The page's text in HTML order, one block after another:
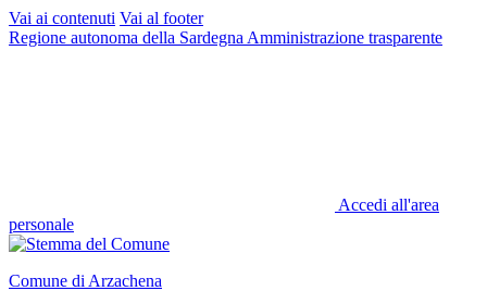
Vai ai contenuti Vai al footer
Regione autonoma della Sardegna Amministrazione trasparente
Accedi all'area
personale
Comune di Arzachena